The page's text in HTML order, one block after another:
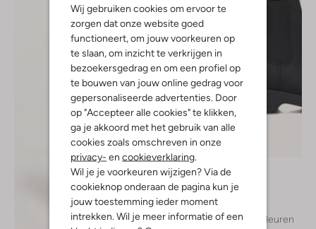
Wij gebruiken cookies om ervoor te
zorgen dat onze website goed
functioneert, om jouw voorkeuren op
te slaan, om inzicht te verkrijgen in
bezoekersgedrag en om een profiel op
te bouwen van jouw online gedrag voor
gepersonaliseerde advertenties. Door
op "Accepteer alle cookies" te klikken,
ga je akkoord met het gebruik van alle
cookies zoals omschreven in onze
privacy- en cookieverklaring
Wil je je voorkeuren wijzigen? Via de
cookieknop onderaan de pagina kun je
jouw toestemming ieder moment
intrekken. Wil je meer informatie of een
Ontdek de look
Bisgaard
Laarzen
€ 99,99
+ meer kleuren